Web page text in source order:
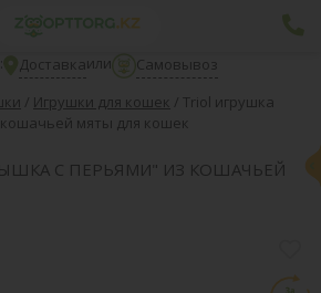
Доставкаили
Самовывоз
/ Игрушки для кошек / Triol игрушка
мяты для кошек
С ПЕРЬЯМИ" ИЗ КОШАЧЬЕЙ